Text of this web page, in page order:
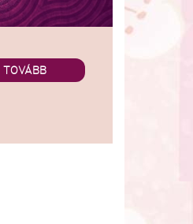
TOVÁBB